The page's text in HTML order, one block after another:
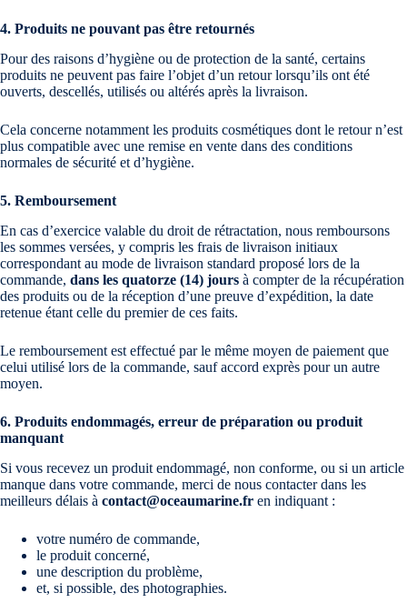
4. Produits ne pouvant pas être retournés
Pour des raisons d’hygiène ou de protection de la santé, certains
produits ne peuvent pas faire l’objet d’un retour lorsqu’ils ont été
ouverts, descellés, utilisés ou altérés après la livraison.
Cela concerne notamment les produits cosmétiques dont le retour n’est
plus compatible avec une remise en vente dans des conditions
normales de sécurité et d’hygiène.
5. Remboursement
En cas d’exercice valable du droit de rétractation, nous remboursons
les sommes versées, y compris les frais de livraison initiaux
correspondant au mode de livraison standard proposé lors de la
commande, dans les quatorze (14) jours à compter de la récupération
des produits ou de la réception d’une preuve d’expédition, la date
retenue étant celle du premier de ces faits.
Le remboursement est effectué par le même moyen de paiement que
celui utilisé lors de la commande, sauf accord exprès pour un autre
moyen.
6. Produits endommagés, erreur de préparation ou produit
manquant
Si vous recevez un produit endommagé, non conforme, ou si un article
manque dans votre commande, merci de nous contacter dans les
meilleurs délais à contact@oceaumarine.fr en indiquant :
votre numéro de commande,
le produit concerné,
une description du problème,
et, si possible, des photographies.